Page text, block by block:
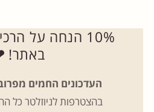
10% הנחה על
באתר!
העדכונים החמים
בהצטרפות לניוזלטר כל